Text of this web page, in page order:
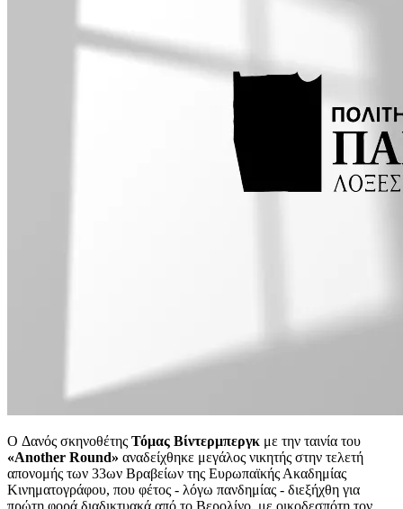
O Δανός σκηνοθέτης Τόμας Βίντερμπεργκ με την ταινία του
«Another Round» αναδείχθηκε μεγάλος νικητής στην τελετή
απονομής των 33ων Βραβείων της Ευρωπαϊκής Ακαδημίας
Κινηματογράφου, που φέτος - λόγω πανδημίας - διεξήχθη για
πρώτη φορά διαδικτυακά από το Βερολίνο, με οικοδεσπότη τον